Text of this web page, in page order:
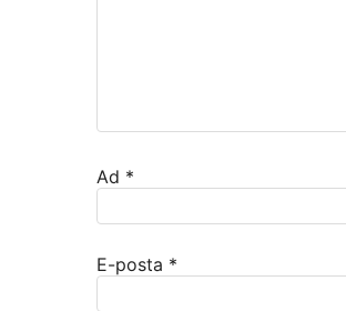
Ad *
E-posta *